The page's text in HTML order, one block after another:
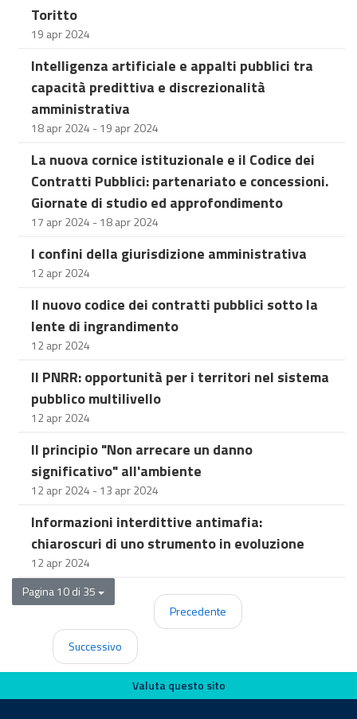
Toritto
19 apr 2024
Intelligenza artificiale e appalti pubblici tra
capacità predittiva e discrezionalità
amministrativa
18 apr 2024 - 19 apr 2024
La nuova cornice istituzionale e il Codice dei
Contratti Pubblici: partenariato e concessioni.
Giornate di studio ed approfondimento
17 apr 2024 - 18 apr 2024
I confini della giurisdizione amministrativa
12 apr 2024
Il nuovo codice dei contratti pubblici sotto la
lente di ingrandimento
12 apr 2024
Il PNRR: opportunità per i territori nel sistema
pubblico multilivello
12 apr 2024
Il principio "Non arrecare un danno
significativo" all'ambiente
12 apr 2024 - 13 apr 2024
Informazioni interdittive antimafia:
chiaroscuri di uno strumento in evoluzione
12 apr 2024
Pagina 10 di 35
Precedente
Successivo
Valuta questo sito
Valuta questo sito